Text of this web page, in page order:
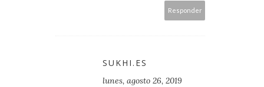
Responder
SUKHI.ES
lunes, agosto 26, 2019